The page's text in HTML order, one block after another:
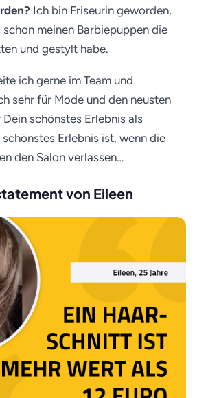
Ich bin Friseurin geworden,
meinen Barbiepuppen die
und gestylt habe.
ich gerne im Team und
sehr für Mode und den neusten
Dein schönstes Erlebnis als
schönstes Erlebnis ist, wenn die
den Salon verlassen…
von Eileen